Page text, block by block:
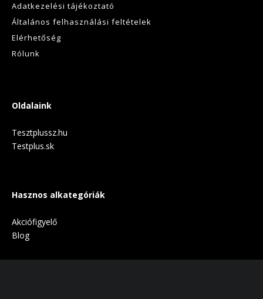
Adatkezelési tájékoztató
Általános felhasználási feltételek
Elérhetőség
Rólunk
Oldalaink
Tesztplussz.hu
Testplus.sk
Hasznos alkategóriák
Akciófigyelő
Blog